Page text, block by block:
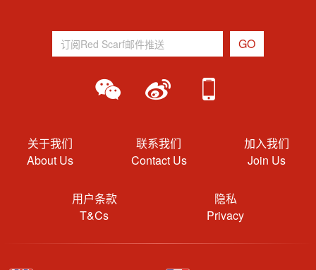
关于我们
About Us
联系我们
Contact Us
加入我们
Join Us
用户条款
T&Cs
隐私
Privacy